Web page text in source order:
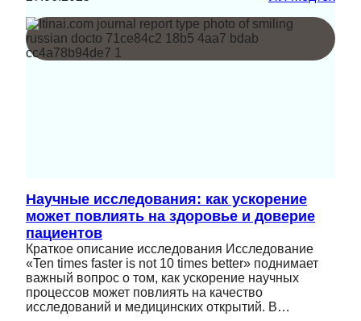
Научные исследования: как ускорение
может повлиять на здоровье и доверие
пациентов
Краткое описание исследования Исследование
«Ten times faster is not 10 times better» поднимает
важный вопрос о том, как ускорение научных
процессов может повлиять на качество
исследований и медицинских открытий. В…